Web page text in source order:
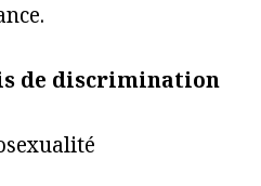
de discrimination